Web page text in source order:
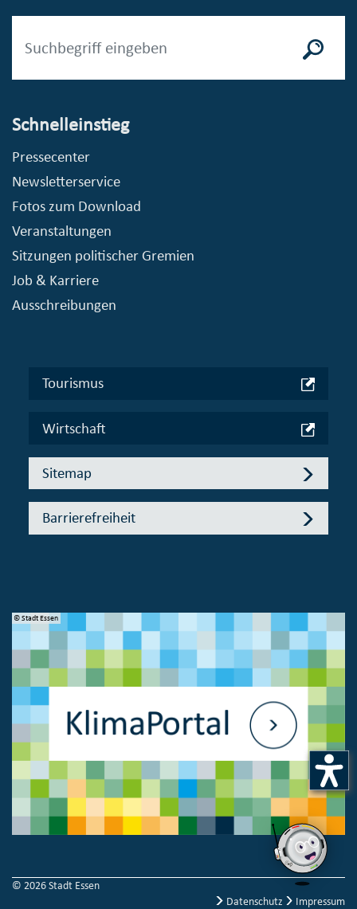
Schnelleinstieg
Pressecenter
Newsletterservice
Fotos zum Download
Veranstaltungen
Sitzungen politischer Gremien
Job & Karriere
Ausschreibungen
Tourismus
Wirtschaft
Sitemap
Barrierefreiheit
© Stadt Essen
© 2026 Stadt Essen
Datenschutz
Impressum